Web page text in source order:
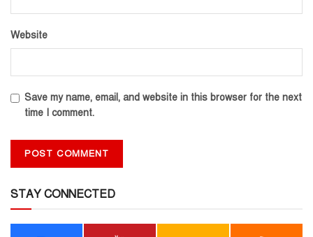
Website
Save my name, email, and website in this browser for the next
time I comment.
STAY CONNECTED